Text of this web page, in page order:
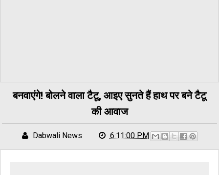
बनवाएंगे! बोलने वाला टैटू, आइए सुनते हैं हाथ पर बने टैटू
की आवाज
Dabwali News 6:11:00 PM